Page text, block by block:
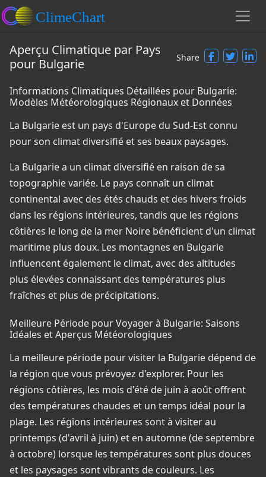
Aperçu Climatique par Pays
pour Bulgarie
Share
Informations Climatiques Détaillées pour Bulgarie:
Modèles Météorologiques Régionaux et Données
La Bulgarie est un pays d'Europe du Sud-Est connu
pour son climat diversifié et ses beaux paysages.
La Bulgarie a un climat diversifié en raison de sa
topographie variée. Le pays connaît un climat
continental avec des étés chauds et des hivers froids
dans les régions intérieures, tandis que les régions
côtières le long de la mer Noire bénéficient d'un climat
maritime plus doux. Les montagnes en Bulgarie
influencent également le climat, avec des altitudes
plus élevées connaissant des températures plus
fraîches et plus de précipitations.
Meilleure Période pour Voyager à Bulgarie: Saisons
Idéales et Aperçus Météorologiques
La meilleure période pour visiter la Bulgarie dépend de
la région que vous prévoyez d'explorer. Pour les
régions côtières, les mois d'été de juin à août offrent
des températures chaudes et un temps idéal pour la
plage. Les régions intérieures sont à visiter au
printemps (d'avril à juin) et en automne (de septembre
à octobre) lorsque les températures sont plus douces
et les paysages sont vibrants de couleurs. Les